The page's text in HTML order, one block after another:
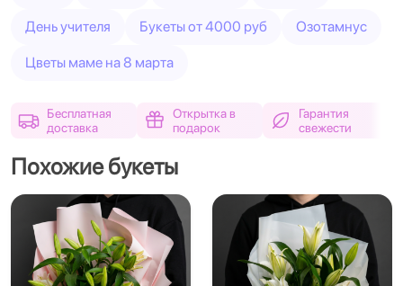
День учителя Букеты от 4000 руб Озотамнус
Цветы маме на 8 марта
Бесплатная
доставка
Открытка в
подарок
Гарантия
свежести
Похожие букеты